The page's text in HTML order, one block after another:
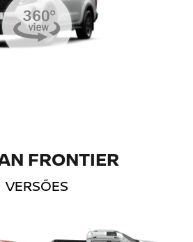
FRONTIER
VERSÕES